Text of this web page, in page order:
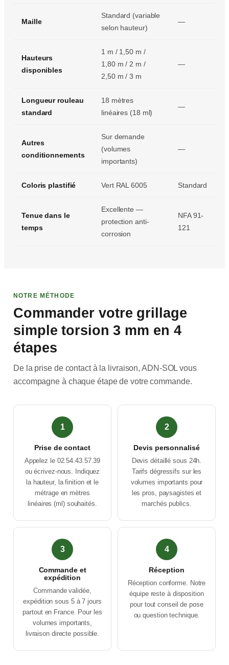
Maille
Standard (variable
selon hauteur)
—
Hauteurs
disponibles
1 m / 1,50 m /
1,80 m / 2 m /
2,50 m / 3 m
—
Longueur rouleau
standard
18 mètres
linéaires (18 ml)
—
Autres
conditionnements
Sur demande
(volumes
importants)
—
Coloris plastifié Vert RAL 6005 Standard
Tenue dans le
temps
Excellente —
protection anti-
corrosion
NFA 91-
121
NOTRE MÉTHODE
Commander votre grillage
simple torsion 3 mm en 4
étapes
De la prise de contact à la livraison, ADN-SOL vous
accompagne à chaque étape de votre commande.
1
Prise de contact
Appelez le 02.54.43.57.39
ou écrivez-nous. Indiquez
la hauteur, la finition et le
métrage en mètres
linéaires (ml) souhaités.
2
Devis personnalisé
Devis détaillé sous 24h.
Tarifs dégressifs sur les
volumes importants pour
les pros, paysagistes et
marchés publics.
3
Commande et
expédition
Commande validée,
expédition sous 5 à 7 jours
partout en France. Pour les
volumes importants,
livraison directe possible.
4
Réception
Réception conforme. Notre
équipe reste à disposition
pour tout conseil de pose
ou question technique.